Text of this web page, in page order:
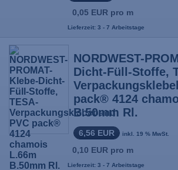
0,05 EUR pro m
Lieferzeit: 3 - 7 Arbeitstage
NORDWEST-
Dicht-Füll-Stoffe,
pack® 4124
B.50mm Rl.
6,56 EUR inkl. 19 % MwSt.
0,10 EUR pro m
Lieferzeit: 3 - 7 Arbeitstage